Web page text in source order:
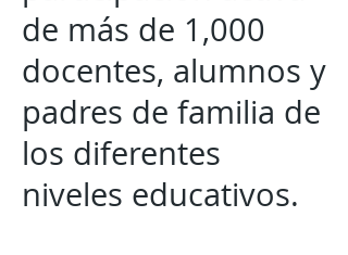
de más de 1,000
docentes, alumnos y
padres de familia de
los diferentes
niveles educativos.